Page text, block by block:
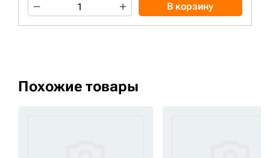
В корзину
Похожие товары